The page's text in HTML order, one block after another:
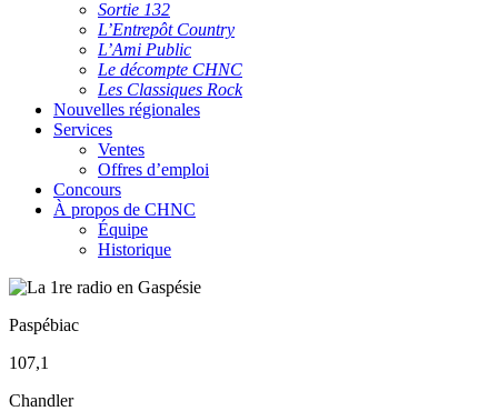
Sortie 132
L’Entrepôt Country
L’Ami Public
Le décompte CHNC
Les Classiques Rock
Nouvelles régionales
Services
Ventes
Offres d’emploi
Concours
À propos de CHNC
Équipe
Historique
Paspébiac
107,1
Chandler